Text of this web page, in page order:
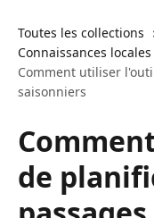
Toutes les collections
Connaissances locales
Comment utiliser
saisonniers
de